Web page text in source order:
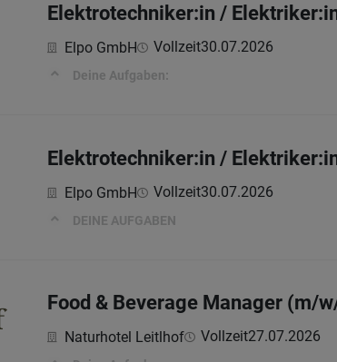
Elektrotechniker:in /
Elpo GmbH Vollzeit30.07.2026
Deine Aufgaben:
Elektrotechniker:in /
Elpo GmbH Vollzeit30.07.2026
DEINE AUFGABEN
Food & Beverage Manager (m/
Naturhotel Leitlhof Vollzeit27.07.2026